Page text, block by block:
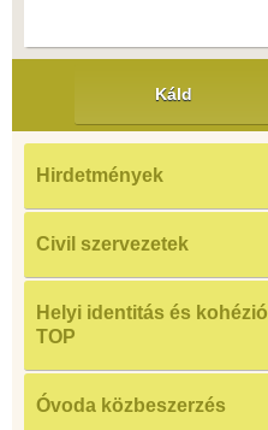
Káld
Hirdetmények
Civil szervezetek
Helyi identitás és kohézió
TOP
Óvoda közbeszerzés